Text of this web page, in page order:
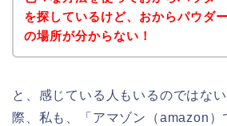
を探しているけど、おからパウダ
の場所が分からない！
と、感じている人もいるのではな
際、私も、「アマゾン（amazon）